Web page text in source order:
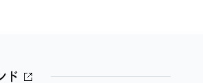
ド